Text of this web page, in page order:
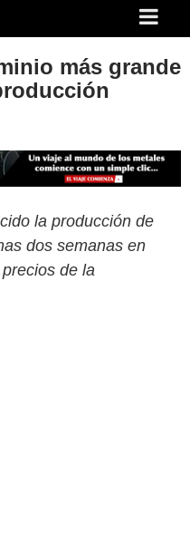
más grande
la producción de
dos semanas en
de la